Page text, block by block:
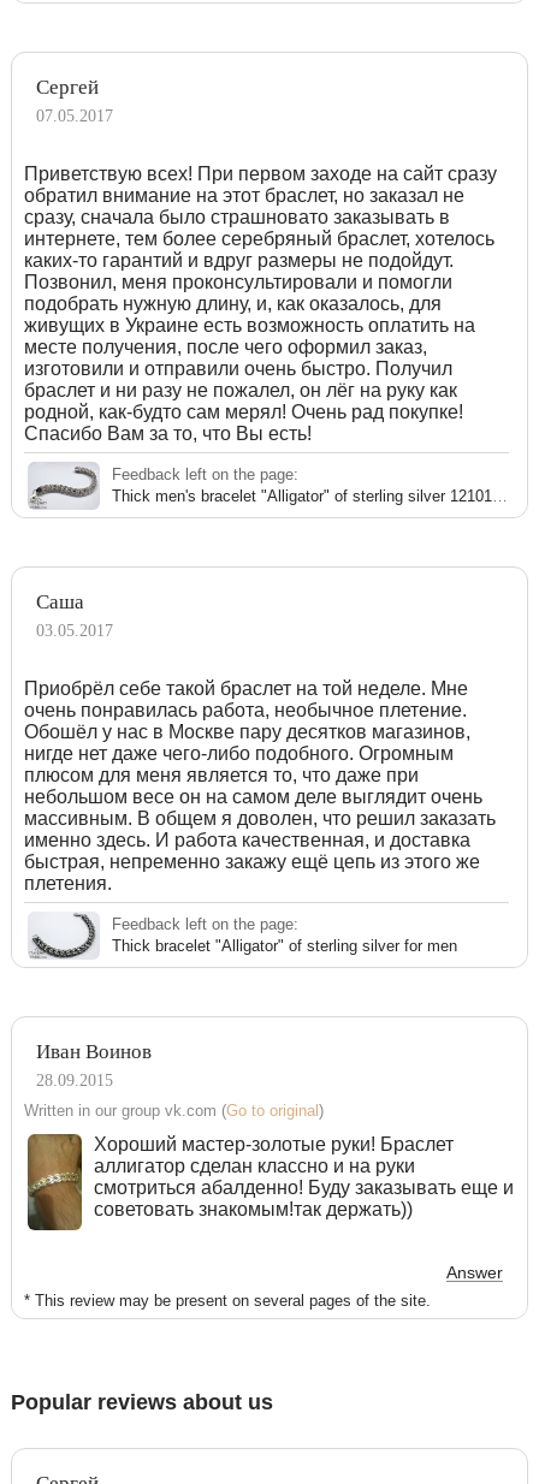
Сергей
07.05.2017
Приветствую всех! При первом заходе на сайт сразу
обратил внимание на этот браслет, но заказал не
сразу, сначала было страшновато заказывать в
интернете, тем более серебряный браслет, хотелось
каких-то гарантий и вдруг размеры не подойдут.
Позвонил, меня проконсультировали и помогли
подобрать нужную длину, и, как оказалось, для
живущих в Украине есть возможность оплатить на
месте получения, после чего оформил заказ,
изготовили и отправили очень быстро. Получил
браслет и ни разу не пожалел, он лёг на руку как
родной, как-будто сам мерял! Очень рад покупке!
Спасибо Вам за то, что Вы есть!
Feedback left on the page:
Саша
03.05.2017
Приобрёл себе такой браслет на той неделе. Мне
очень понравилась работа, необычное плетение.
Обошёл у нас в Москве пару десятков магазинов,
нигде нет даже чего-либо подобного. Огромным
плюсом для меня является то, что даже при
небольшом весе он на самом деле выглядит очень
массивным. В общем я доволен, что решил заказать
именно здесь. И работа качественная, и доставка
быстрая, непременно закажу ещё цепь из этого же
плетения.
Feedback left on the page:
Thick bracelet "Alligator" of sterling silver for men
Иван Воинов
28.09.2015
Written in our group vk.com (Go to original )
Хороший мастер-золотые руки! Браслет
аллигатор сделан классно и на руки
смотриться абалденно! Буду заказывать еще и
советовать знакомым!так держать))
Answer
* This review may be present on several pages of the site.
Popular reviews about us